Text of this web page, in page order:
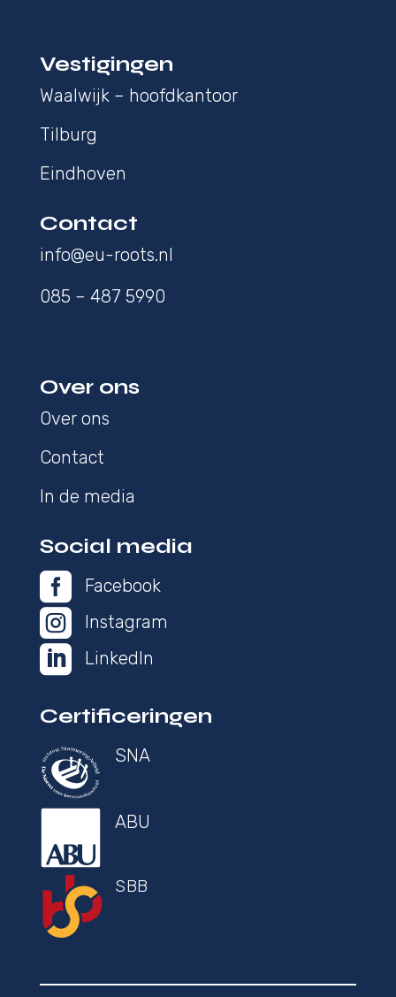
Vestigingen
Waalwijk – hoofdkantoor
Tilburg
Eindhoven
Contact
info@eu-roots.nl
085 – 487 5990
Over ons
Over ons
Contact
In de media
Social media
 Facebook
 Instagram
 LinkedIn
Certificeringen
SNA
ABU
SBB